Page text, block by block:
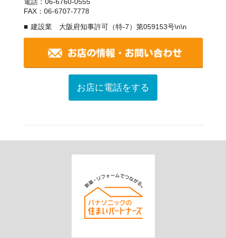
FAX：06-6707-7778
建設業 大阪府知事許可（特-7）第059153号\n\n
お店に電話をする